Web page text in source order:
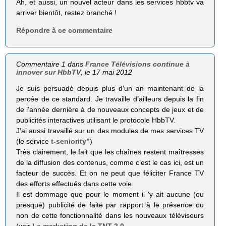
Ah, et aussi, un nouvel acteur dans les services hbbtv va
arriver bientôt, restez branché !
Répondre à ce commentaire
Commentaire 1 dansFrance Télévisions continue à
innover sur HbbTV, le 17 mai 2012
Je suis persuadé depuis plus d’un an maintenant de la
percée de ce standard. Je travaille d’ailleurs depuis la fin
de l’année dernière à de nouveaux concepts de jeux et de
publicités interactives utilisant le protocole HbbTV.
J’ai aussi travaillé sur un des modules de mes services TV
(le servicet-seniority”)
Très clairement, le fait que les chaînes restent maîtresses
de la diffusion des contenus, comme c’est le cas ici, est un
facteur de succès. Et on ne peut que féliciter France TV
des efforts effectués dans cette voie.
Il est dommage que pour le moment il ‘y ait aucune (ou
presque) publicité de faite par rapport à le présence ou
non de cette fonctionnalité dans les nouveaux téléviseurs